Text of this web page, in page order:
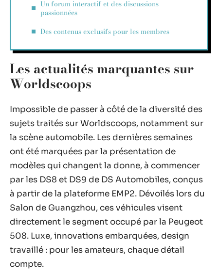
Un forum interactif et des discussions
passionnées
Des contenus exclusifs pour les membres
Les actualités marquantes sur
Worldscoops
Impossible de passer à côté de la diversité des
sujets traités sur Worldscoops, notamment sur
la scène automobile. Les dernières semaines
ont été marquées par la présentation de
modèles qui changent la donne, à commencer
par les DS8 et DS9 de DS Automobiles, conçus
à partir de la plateforme EMP2. Dévoilés lors du
Salon de Guangzhou, ces véhicules visent
directement le segment occupé par la Peugeot
508. Luxe, innovations embarquées, design
travaillé : pour les amateurs, chaque détail
compte.